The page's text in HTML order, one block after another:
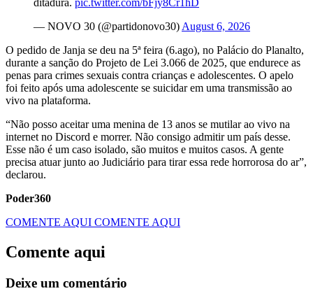
ditadura. pic.twitter.com/bFjy8Cr1hD
— NOVO 30 (@partidonovo30) August 6, 2026
O pedido de Janja se deu na 5ª feira (6.ago), no Palácio do Planalto,
durante a sanção do Projeto de Lei 3.066 de 2025, que endurece as
penas para crimes sexuais contra crianças e adolescentes. O apelo
foi feito após uma adolescente se suicidar em uma transmissão ao
vivo na plataforma.
“Não posso aceitar uma menina de 13 anos se mutilar ao vivo na
internet no Discord e morrer. Não consigo admitir um país desse.
Esse não é um caso isolado, são muitos e muitos casos. A gente
precisa atuar junto ao Judiciário para tirar essa rede horrorosa do ar”,
declarou.
Poder360
COMENTE AQUI COMENTE AQUI
Comente aqui
Deixe um comentário